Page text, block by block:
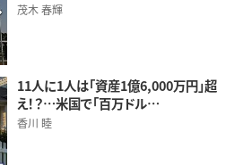
茂木 春輝
11人に1人は「資産1億6,000万円」超
え！？…米国で「百万ドル…
香川 睦